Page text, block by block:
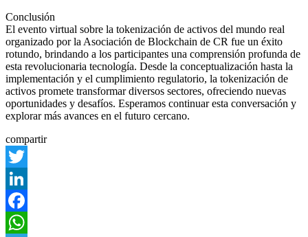
Conclusión
El evento virtual sobre la tokenización de activos del mundo real
organizado por la Asociación de Blockchain de CR fue un éxito
rotundo, brindando a los participantes una comprensión profunda de
esta revolucionaria tecnología. Desde la conceptualización hasta la
implementación y el cumplimiento regulatorio, la tokenización de
activos promete transformar diversos sectores, ofreciendo nuevas
oportunidades y desafíos. Esperamos continuar esta conversación y
explorar más avances en el futuro cercano.
compartir
Twitter
LinkedIn
Facebook